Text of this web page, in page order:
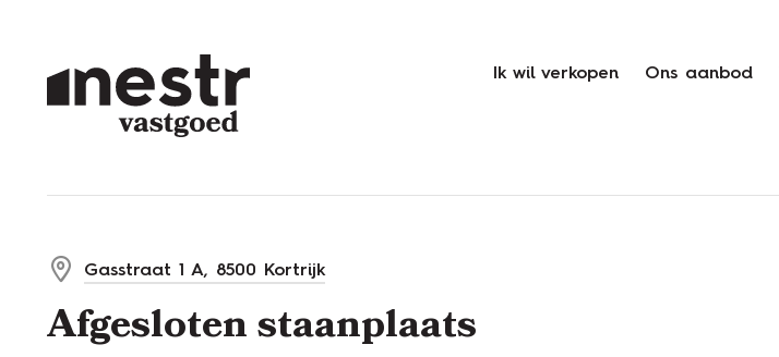
Ik wil verkopen Ons aanbod
Gasstraat 1 A, 8500 Kortrijk
Afgesloten staanplaats